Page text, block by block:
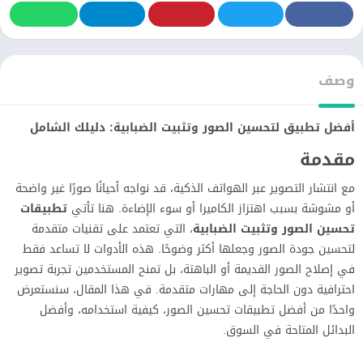
وصف
أفضل تطبيق لتحسين الصور وتثبيت الضبابية: دليلك الشامل
مقدمة
مع انتشار التصوير عبر الهواتف الذكية، قد نواجه أحيانًا صورًا غير واضحة
أو مشوشة بسبب اهتزاز الكاميرا أو سوء الإضاءة. هنا تأتي تطبيقات
تحسين الصور وتثبيت الضبابية، التي تعتمد على تقنيات متقدمة
لتحسين جودة الصور وجعلها أكثر وضوحًا. هذه الأدوات لا تساعد فقط
في إصلاح الصور القديمة أو الباهتة، بل تمنح المستخدمين تجربة تصوير
احترافية دون الحاجة إلى مهارات متقدمة. في هذا المقال، سنستعرض
واحدًا من أفضل تطبيقات تحسين الصور، كيفية استخدامه، وأفضل
البدائل المتاحة في السوق.